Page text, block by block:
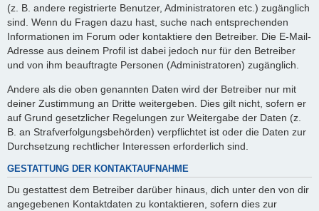
(z. B. andere registrierte Benutzer, Administratoren etc.) zugänglich
sind. Wenn du Fragen dazu hast, suche nach entsprechenden
Informationen im Forum oder kontaktiere den Betreiber. Die E-Mail-
Adresse aus deinem Profil ist dabei jedoch nur für den Betreiber
und von ihm beauftragte Personen (Administratoren) zugänglich.
Andere als die oben genannten Daten wird der Betreiber nur mit
deiner Zustimmung an Dritte weitergeben. Dies gilt nicht, sofern er
auf Grund gesetzlicher Regelungen zur Weitergabe der Daten (z.
B. an Strafverfolgungsbehörden) verpflichtet ist oder die Daten zur
Durchsetzung rechtlicher Interessen erforderlich sind.
GESTATTUNG DER KONTAKTAUFNAHME
Du gestattest dem Betreiber darüber hinaus, dich unter den von dir
angegebenen Kontaktdaten zu kontaktieren, sofern dies zur